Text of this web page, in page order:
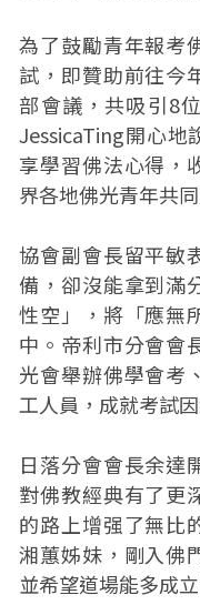
為了鼓勵青年報考
試，即贊助前往今
部會議，共吸引8
JessicaTing開心地
享學習佛法心得，
界各地佛光青年共
協會副會長留平敏
備，卻沒能拿到滿
性空」，將「應無
中。帝利市分會會
光會舉辦佛學會考
工人員，成就考試因
日落分會會長余達
對佛教經典有了更
的路上增强了無比
湘蕙姊妹，剛入佛
並希望道場能多成